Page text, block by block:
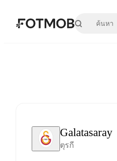
ข้ามไปยังเนื้อหาหลัก
Galatasaray
ตุรกี